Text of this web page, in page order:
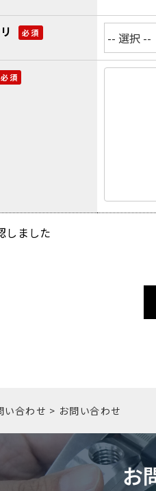
必須
必須
しました
い合わせ > お問い合わせ
お